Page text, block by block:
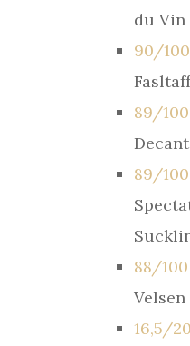
du Vin
90/100
Fasltaff
89/100
89/100
88/100
Velsen
16,5/20